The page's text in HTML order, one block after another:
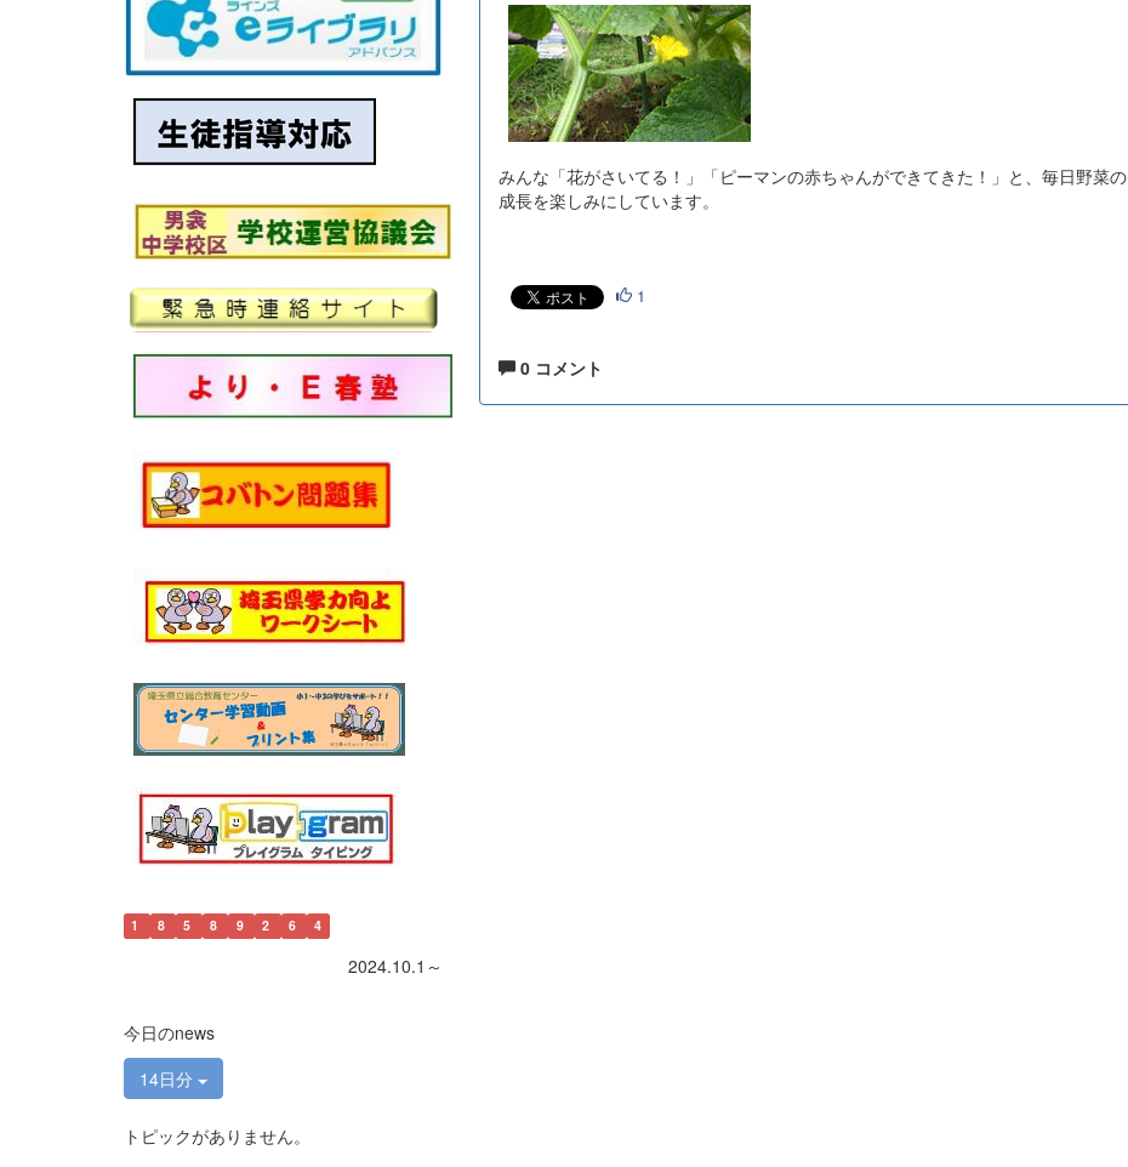
みんな「花がさいてる！」「ピーマンの赤ちゃんができてきた！」と、毎日野菜の
成長を楽しみにしています。
1
0 コメント
1 8 5 8 9 2 6 4
2024.10.1～
今日のnews
14日分
トピックがありません。